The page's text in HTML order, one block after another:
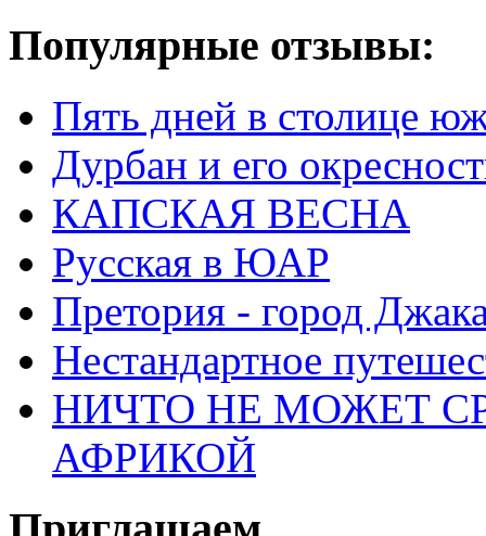
Популярные отзывы:
Пять дней в столице
Дурбан и его
КАПСКАЯ ВЕСНА
Русская в ЮАР
Претория - город
Нестандартное
НИЧТО НЕ МОЖЕТ
АФРИКОЙ